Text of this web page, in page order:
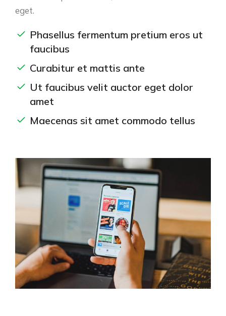
eget.
Phasellus fermentum pretium eros ut
faucibus
Curabitur et mattis ante
Ut faucibus velit auctor eget dolor
amet
Maecenas sit amet commodo tellus